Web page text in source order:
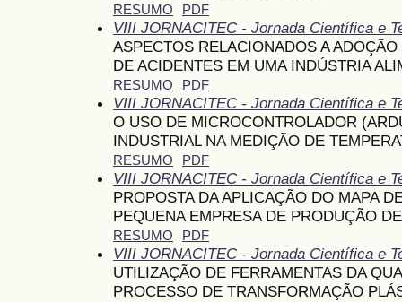
RESUMO PDF
VIII JORNACITEC - Jornada Científica e
ASPECTOS RELACIONADOS A
DE ACIDENTES EM UMA INDÚSTRIA
RESUMO PDF
VIII JORNACITEC - Jornada Científica e
O USO DE MICROCONTROLADOR
INDUSTRIAL NA MEDIÇÃO DE
RESUMO PDF
VIII JORNACITEC - Jornada Científica e
PROPOSTA DA APLICAÇÃO DO MAPA
PEQUENA EMPRESA DE PRODUÇÃO
RESUMO PDF
VIII JORNACITEC - Jornada Científica e
UTILIZAÇÃO DE FERRAMENTAS DA
PROCESSO DE TRANSFORMAÇÃO